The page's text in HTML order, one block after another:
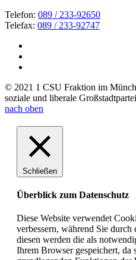
Telefon: 089 / 233-92650
Telefax: 089 / 233-92747
© 2021 1 CSU Fraktion im
soziale und liberale Großstadtpartei
nach oben
Schließen
Überblick zum Datenschutz
Diese Website verwendet
verbessern, während Sie
diesen werden die als
Ihrem Browser gespeichert, da